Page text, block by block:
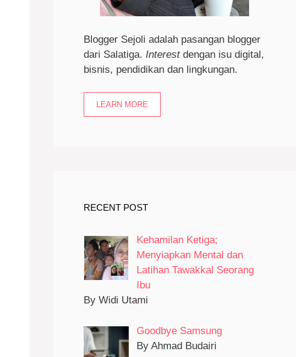
Blogger Sejoli adalah pasangan blogger
dari Salatiga. Interestdengan isu digital,
bisnis, pendidikan dan lingkungan.
LEARN MORE
RECENT POST
Kehamilan Ketiga;
Menyiapkan Mental dan
Latihan Tawakkal Seorang
Ibu
By Widi Utami
Goodbye Samsung
By Ahmad Budairi